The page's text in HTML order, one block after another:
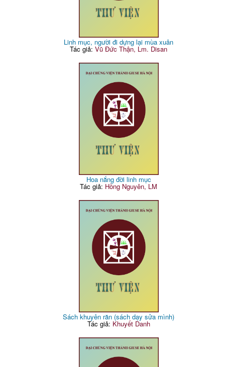
Linh mục, người đi dựng lại mùa xuân
Tác giả:Vũ Đức Thận, Lm. Disan
Hoa nắng đời linh mục
Tác giả: Hồng Nguyên, LM
Sách khuyên răn (sách dạy sửa mình)
Tác giả: Khuyết Danh